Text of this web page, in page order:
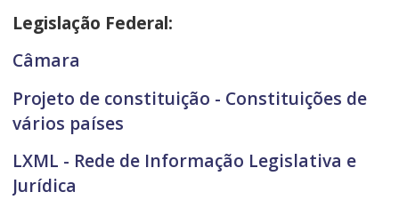
Legislação Federal:
Câmara
Projeto de constituição - Constituições de
vários países
LXML - Rede de Informação Legislativa e
Jurídica